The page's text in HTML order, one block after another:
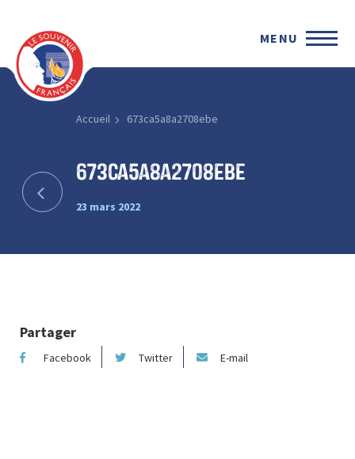
MENU
Accueil 673ca5a8a2708ebe
673ca5a8a2708ebe
23 mars 2022
Partager
Facebook Twitter E-mail